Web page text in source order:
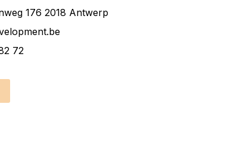
176 2018 Antwerp
72